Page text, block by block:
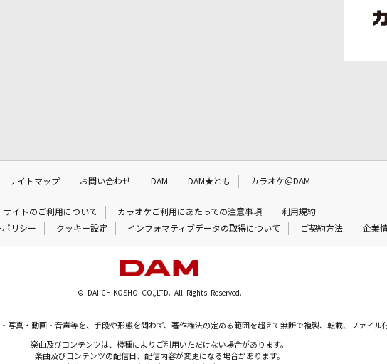
サイトマップ お問い合わせ DAM DAM★とも カラオケ＠DAM
サイトのご利用について カラオケご利用にあたっての注意事項
利用規約
リシー
クッキー設定 インフォマティブデータの取得について ご契約方法 企業
© DAIICHIKOSHO CO.,LTD. All Rights Reserved.
写真・動画・音声等を、手段や形態を問わず、著作権法の定める範囲を超えて無断で複製、転載、ファイル
楽曲及びコンテンツは、機種によりご利用いただけない場合があります。
楽曲及びコンテンツの配信日、配信内容が変更になる場合があります。